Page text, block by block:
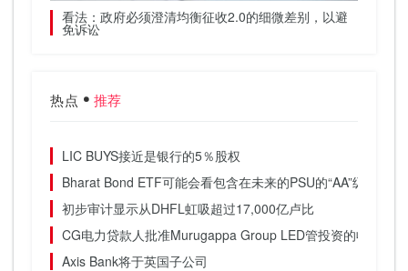
看法：政府必须澄清均衡征收2.0的细微差别，以避
免诉讼
热点 推荐
LIC BUYS接近是银行的5％股权
Bharat Bond ETF可能会看包含在未来的PSU的“AA”级证券：
初步审计显示从DHFL虹吸超过17,000亿卢比
CG电力贷款人批准Murugappa Group LED管投资的收购投标
Axis Bank将于英国子公司